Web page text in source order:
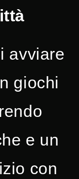
avviare
giochi
e un
con